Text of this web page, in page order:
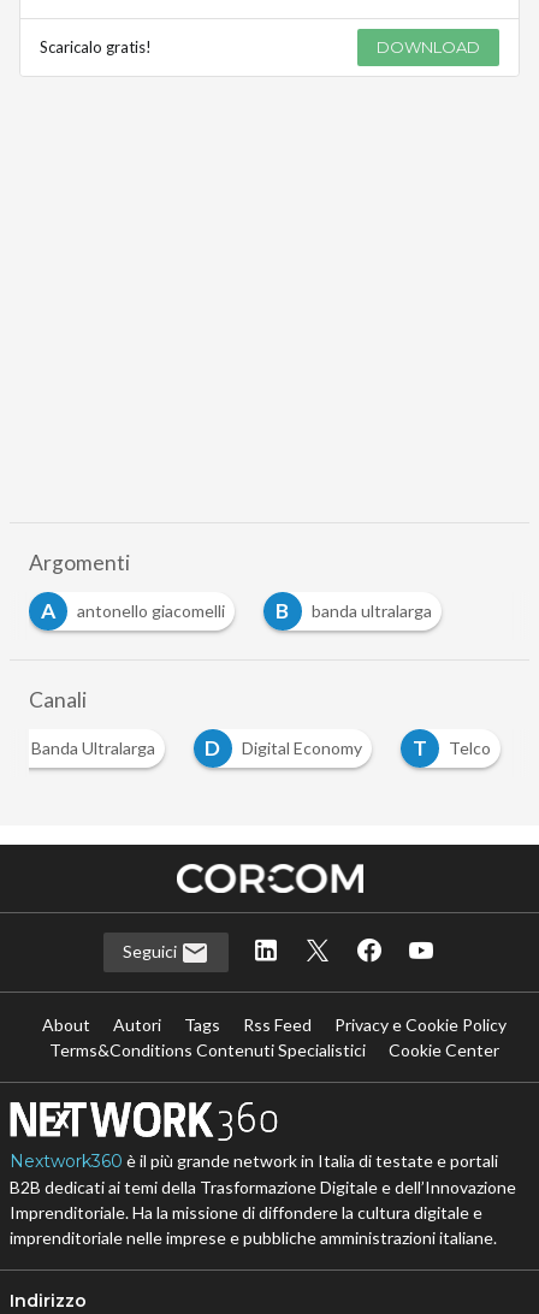
Scaricalo gratis! DOWNLOAD
Argomenti
A
antonello giacomelli B banda ultralarga
Canali
Banda Ultralarga D Digital Economy T Telco
Seguici
About Autori Tags Rss Feed
Privacy e Cookie Policy
Terms&Conditions Contenuti Specialistici
Cookie Center
Nextwork360 è il più grande network in Italia di testate e portali
B2B dedicati ai temi della Trasformazione Digitale e dell’Innovazione
Imprenditoriale. Ha la missione di diffondere la cultura digitale e
imprenditoriale nelle imprese e pubbliche amministrazioni italiane.
Indirizzo